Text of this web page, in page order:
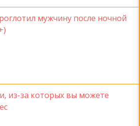
мужчину после ночной
из-за которых вы можете